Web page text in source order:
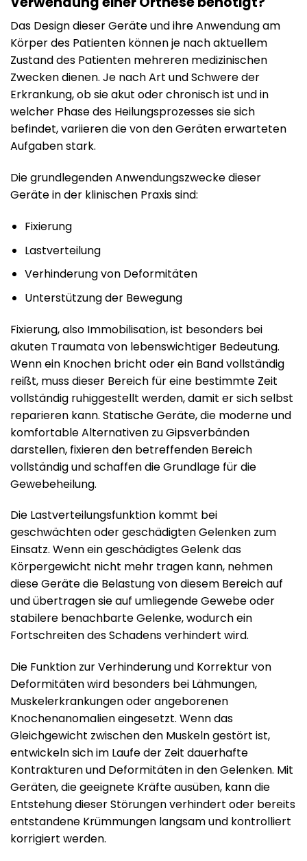
Das Design dieser Geräte und ihre Anwendung am
Körper des Patienten können je nach aktuellem
Zustand des Patienten mehreren medizinischen
Zwecken dienen. Je nach Art und Schwere der
Erkrankung, ob sie akut oder chronisch ist und in
welcher Phase des Heilungsprozesses sie sich
befindet, variieren die von den Geräten erwarteten
Aufgaben stark.
Die grundlegenden Anwendungszwecke dieser
Geräte in der klinischen Praxis sind:
Fixierung
Lastverteilung
Verhinderung von Deformitäten
Unterstützung der Bewegung
Fixierung, also Immobilisation, ist besonders bei
akuten Traumata von lebenswichtiger Bedeutung.
Wenn ein Knochen bricht oder ein Band vollständig
reißt, muss dieser Bereich für eine bestimmte Zeit
vollständig ruhiggestellt werden, damit er sich selbst
reparieren kann. Statische Geräte, die moderne und
komfortable Alternativen zu Gipsverbänden
darstellen, fixieren den betreffenden Bereich
vollständig und schaffen die Grundlage für die
Gewebeheilung.
Die Lastverteilungsfunktion kommt bei
geschwächten oder geschädigten Gelenken zum
Einsatz. Wenn ein geschädigtes Gelenk das
Körpergewicht nicht mehr tragen kann, nehmen
diese Geräte die Belastung von diesem Bereich auf
und übertragen sie auf umliegende Gewebe oder
stabilere benachbarte Gelenke, wodurch ein
Fortschreiten des Schadens verhindert wird.
Die Funktion zur Verhinderung und Korrektur von
Deformitäten wird besonders bei Lähmungen,
Muskelerkrankungen oder angeborenen
Knochenanomalien eingesetzt. Wenn das
Gleichgewicht zwischen den Muskeln gestört ist,
entwickeln sich im Laufe der Zeit dauerhafte
Kontrakturen und Deformitäten in den Gelenken. Mit
Geräten, die geeignete Kräfte ausüben, kann die
Entstehung dieser Störungen verhindert oder bereits
entstandene Krümmungen langsam und kontrolliert
korrigiert werden.